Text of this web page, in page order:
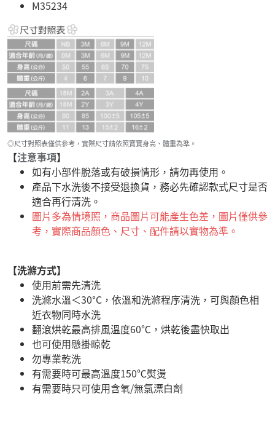
M35234
◎尺寸對照表僅供參考，實際尺寸請依照寶寶身高、體重為準。
【注意事項】
如有小部件脫落或有破損情形，請勿再使用。
產品下水洗後不接受退換貨，務必先確認款式尺寸是否
適合再行清洗。
圖片多為情境照，商品圖片可能產生色差，圖片僅供參
考，實際商品顏色、尺寸、配件請以實物為準。
【洗滌方式】
使用前需先清洗
洗滌水溫＜30°C，依溫和洗滌程序清洗，可與顏色相
近衣物同時水洗
翻滾烘乾最高排風溫度60℃，烘乾後盡快取出
也可使用懸掛晾乾
勿專業乾洗
有需要時可最高溫度150℃熨燙
有需要時只可使用含氧/無氯漂白劑